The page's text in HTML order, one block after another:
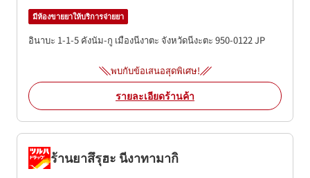
มีห้องขายยาให้บริการจ่ายยา
อินาบะ 1-1-5 คังนัม-กู เมืองนีงาตะ จังหวัดนีงะตะ 950-0122JP
พบกับข้อเสนอสุดพิเศษ!
รายละเอียดร้านค้า
ร้านยาสึรุฮะ นีงาทามากิ